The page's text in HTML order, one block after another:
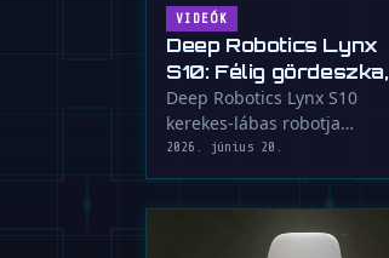
VIDEÓK
Deep Robotics Lynx
S10: Félig gördeszka,
félig kőszáli kecske
Deep Robotics Lynx S10
kerekes-lábas robotja
bámulatos módon vált a
gurulás és a mászás …
2026. június 20.